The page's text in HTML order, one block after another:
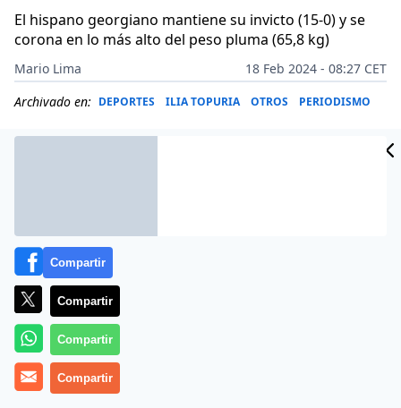
El hispano georgiano mantiene su invicto (15-0) y se
corona en lo más alto del peso pluma (65,8 kg)
Mario Lima
18 Feb 2024 - 08:27 CET
Archivado en: DEPORTES ILIA TOPURIA OTROS PERIODISMO
Más información
Compartir
Compartir
Compartir
Compartir